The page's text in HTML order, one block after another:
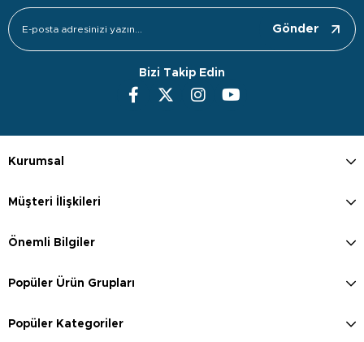
Gönder
Bizi Takip Edin
Kurumsal
Müşteri İlişkileri
Önemli Bilgiler
Popüler Ürün Grupları
Popüler Kategoriler